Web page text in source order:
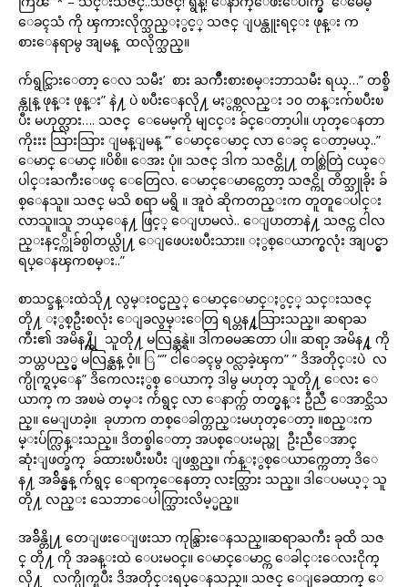
ေခၚသံ ကို ၾကားလိုက္သည္ႏွင့္ သဇင္ ျပန္ထူးရင္း ဖုန္း က
စားေနရာမွ အျမန္ ထလိုက္သည္။
က်ဴရွင္သြားေတာ့ ေလ သမီး’ စား ႀကိဳးစားစမ္းဘာသမီး ရယ္…” တစ္ခ်ိ
န္ကုန္ ဖုန္း ဖုန္း” နဲ႔ ပဲ ၿပီးေနလို႔ မႏွစ္ကလည္း ၁၀ တန္းက်ၿပီးၿ
ပီး မဟုတ္လား…. သဇင္ ေမေမ့ကို မျငင္း ခ်င္ေတာ့ပါ။ ဟုတ္ေနတာ
ကိုးးး သြားသြား ျမန္ျမန္ ‘” ေမာင္ေမာင္ လာ ေခၚ ေတာ့မယ္..”
ေမာင္ ေမာင္ ။ပိစိ။ ေအး ပုံ။ သဇင္ ဒါက သဇင္တို႔ တစ္တြဲတြဲ ငယ္ေ
ပါင္းႀကီးေဖၚ ေတြေလ. ေမာင္ေမာင္ကေတာ့ သဇင္ကို တိတ္သူခိုး ခ်
စ္ေနသူ။ သဇင္ မသိ စရာ မရွိ ။ အူဝဲ ဆိုကတည္းက တူတူေပါင္း
လာသူ။သူ ဘယ္ေန႔ ဖြင့္ ေျပာမလဲ.. ေျပာတာနဲ႔ သဇင္က ငါလ
ည္းနင့္ကိုခ်စ္ပါတယ္လို႔ ေျဖေပးၿပီးသား။ ႏွစ္ေယာက္စလုံး အျပင္မွာ
ရပ္ေနၾကစမ္း..”
စာသင္ခန္းထဲသို႔ လွမ္းဝင္မည့္ ေမာင္ေမာင္ႏွင့္ သင္းသဇင္
တို႔ ႏွစ္ဦးစလုံး ေျခလွမ္းေတြ ရပ္တန႔္သြားသည္။ ဆရာႀ
ကီး၏ အမိန႔္ကို သူတို႔ မလြန္ဆန္ရဲ။ ဒါကဓမၼတာ ပါ။ ဆရာ့ အမိန႔္ ကို
ဘယ္တပည့္မွ မလြန္ဆန္ ဝံ့။ ြ “” ငါေခၚမွ ဝင္လာခဲ့ၾက” ” ဒိအတိုင္းပဲ လ
က္ပိုက္ရပ္ေန” ဒိကေလးႏွစ္ ေယာက္ ဒါမွ မဟုတ္ သူတို႔ ေလး ေ
ယာက္ က အၿမဲ တမ္း က်ဴရွင္ လာ ေနာက္က် တတ္မွန္း ဦညီ ေအာင္သိသ
ည္။ မေျပာခဲ့။ ခုဟာက တစ္ေခါက္တည္းမဟုတ္ေတာ့ ။စည္းက
မ္းပ်က္လြန္းသည္။ ဒိတစ္ခါေတာ့ အပစ္ေပးမည္ဟု ဦးညီေအာင္
ဆုံးျဖတ္ခ်က္ ခ်ထားၿပီးၿပီး ျဖစ္သည္။ က်န္ႏွစ္ေယာက္ကေတာ့ ဒိေ
န႔ အခ်ိန္မွန္ က်ဴရွင္ ေရာက္ေနေတာ့ လႊတ္သြား သည္။ ဒါေပမယ့္ သူ
တို႔ လည္း သေဘာေပါက္သြားလိမ့္မည္။
အခ်ိန္တို႔ တေျဖးေျဖးသာ ကုန္သြားေနသည္။ဆရာႀကီး ခုထိ သဇ
င္ တို႔ ကို အခန္းထဲ ေပးမဝင္။ ေမာင္ေမာင္က ေခါင္းေလးငိုက္
လို႔ လက္ပိုက္ၿပီး ဒိအတိုင္းရပ္ေနသည္။ သဇင္ ေျခေထာက္ ေ